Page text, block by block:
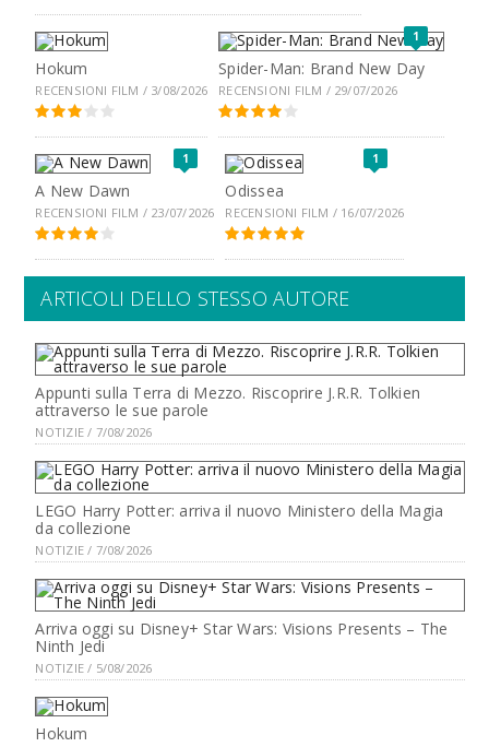
Hokum
RECENSIONI FILM / 3/08/2026
1
Spider-Man: Brand New Day
RECENSIONI FILM / 29/07/2026
1
A New Dawn
RECENSIONI FILM / 23/07/2026
1
Odissea
RECENSIONI FILM / 16/07/2026
ARTICOLI DELLO STESSO AUTORE
Appunti sulla Terra di Mezzo. Riscoprire J.R.R. Tolkien
attraverso le sue parole
NOTIZIE / 7/08/2026
LEGO Harry Potter: arriva il nuovo Ministero della Magia
da collezione
NOTIZIE / 7/08/2026
Arriva oggi su Disney+ Star Wars: Visions Presents – The
Ninth Jedi
NOTIZIE / 5/08/2026
Hokum